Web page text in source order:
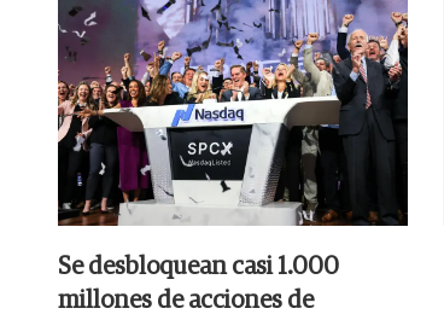
Se desbloquean casi 1.000
millones de acciones de